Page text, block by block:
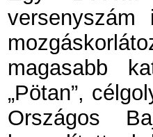
magasabb
„Pötan”,
Országos